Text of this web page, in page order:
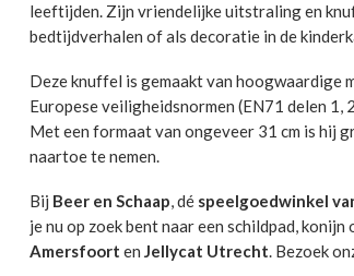
leeftijden. Zijn vriendelijke uitstraling en
bedtijdverhalen of als decoratie in de
Deze knuffel is gemaakt van hoogwaardige
Europese veiligheidsnormen (EN71 delen
Met een formaat van ongeveer 31 cm is hij
naartoe te nemen.
Bij Beer en Schaap, dé speelgoedwinkel
je nu op zoek bent naar een schildpad,
Amersfoort en Jellycat Utrecht. Bezoek